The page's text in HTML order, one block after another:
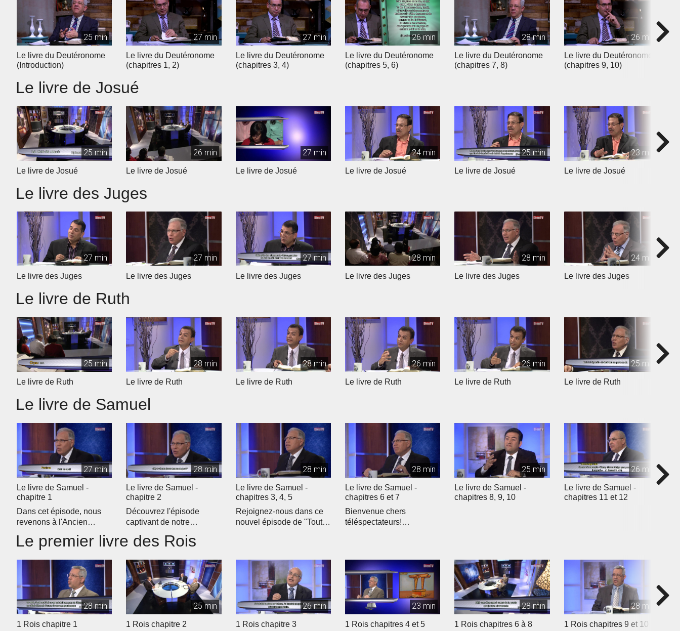
25 min
Le livre du Deutéronome
(Introduction)
27 min
Le livre du Deutéronome
(chapitres 1, 2)
27 min
Le livre du Deutéronome
(chapitres 3, 4)
26 min
Le livre du Deutéronome
(chapitres 5, 6)
28 min
Le livre du Deutéronome
(chapitres 7, 8)
26 min
Le livre du Deutéronome
(chapitres 9, 10)
Le livre de Josué
25 min
Le livre de Josué
26 min
Le livre de Josué
27 min
Le livre de Josué
24 min
Le livre de Josué
25 min
Le livre de Josué
23 min
Le livre de Josué
Le livre des Juges
27 min
Le livre des Juges
27 min
Le livre des Juges
27 min
Le livre des Juges
28 min
Le livre des Juges
28 min
Le livre des Juges
24 min
Le livre des Juges
Le livre de Ruth
25 min
Le livre de Ruth
28 min
Le livre de Ruth
28 min
Le livre de Ruth
26 min
Le livre de Ruth
26 min
Le livre de Ruth
25 min
Le livre de Ruth
Le livre de Samuel
27 min
Le livre de Samuel -
chapitre 1
Dans cet épisode, nous
revenons à l'Ancien
notre étud...
28 min
Le livre de Samuel -
chapitre 2
Découvrez l'épisode
captivant de notre
biblique quotidien �...
28 min
Le livre de Samuel -
chapitres 3, 4, 5
Rejoignez-nous dans ce
nouvel épisode de "Toute
28 min
Le livre de Samuel -
chapitres 6 et 7
Bienvenue chers
téléspectateurs!
25 min
Le livre de Samuel -
chapitres 8, 9, 10
26 min
Le livre de Samuel -
chapitres 11 et 12
Le premier livre des Rois
28 min
1 Rois chapitre 1
25 min
1 Rois chapitre 2
26 min
1 Rois chapitre 3
23 min
1 Rois chapitres 4 et 5
28 min
1 Rois chapitres 6 à 8
28 min
1 Rois chapitres 9 et 10